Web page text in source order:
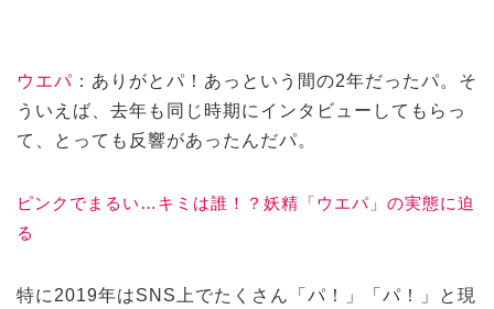
ウエパ ：ありがとパ！あっという間の2年だったパ。そ
ういえば、去年も同じ時期にインタビューしてもらっ
て、とっても反響があったんだパ。
ピンクでまるい…キミは誰！？妖精「ウエパ」の実態に迫
る
特に2019年はSNS上でたくさん「パ！」「パ！」と現